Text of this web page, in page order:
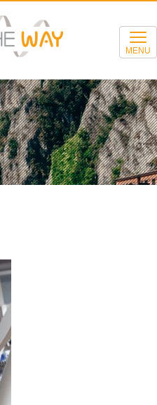
MENU